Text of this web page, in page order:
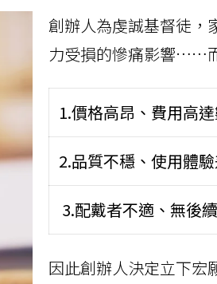
創辦人為虔誠基督徒，
力受損的慘痛影響……
1.價格高昂、費用高達
2.品質不穩、使用體驗
3.配戴者不適、無後
因此創辦人決定立下宏